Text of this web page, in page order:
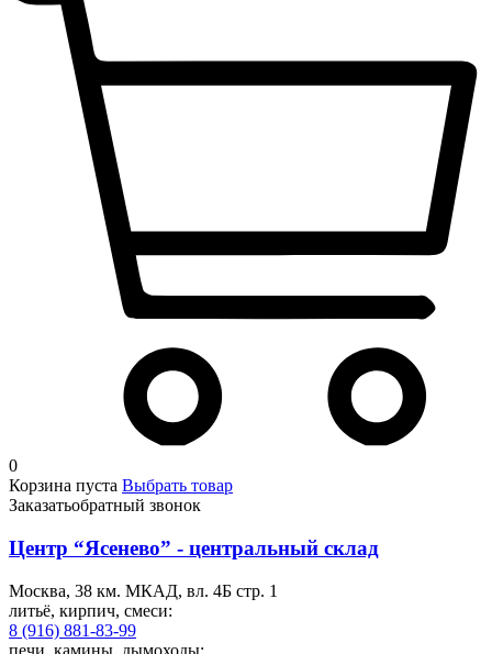
0
Корзина пуста Выбрать товар
Заказатьобратный звонок
Центр “Ясенево” - центральный склад
Москва, 38 км. МКАД, вл. 4Б стр. 1
литьё, кирпич, смеси:
8 (916) 881-83-99
печи, камины, дымоходы: